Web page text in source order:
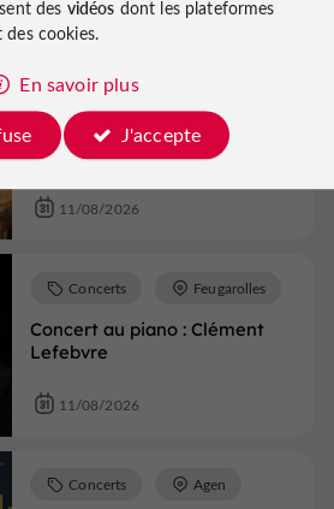
11/08/2026
Mardis So Gascogne - Marché
gourmand et convivial # 7
Concerts
11/08/2026
Concert au piano : Clément
Lefebvre
Concerts Feugarolles
11/08/2026
Concerts Agen
des vidéos dont les plateformes
des cookies.
En savoir plus
J'accepte